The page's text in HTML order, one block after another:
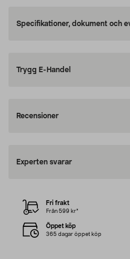
Specifikationer, dokument och
Trygg E-Handel
Recensioner
Experten svarar
Fri frakt
Från 599 kr*
Öppet köp
365 dagar öppet köp